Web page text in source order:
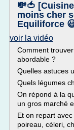
💸🍅
moins cher
Equiliforce
voir la vidéo
Comment
abordable ?
Quelles astuces
Quels légumes
On répond à la
un gros marché
Et on repart
poireau, céleri,